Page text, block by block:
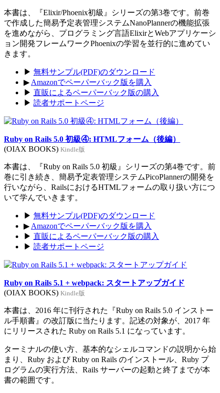
本書は、『Elixir/Phoenix初級』シリーズの第3巻です。前巻
で作成した簡易予定表管理システムNanoPlannerの機能拡張
を進めながら、プログラミング言語ElixirとWebアプリケーシ
ョン開発フレームワークPhoenixの学習を並行的に進めてい
きます。
▶ 無料サンプル(PDF)のダウンロード
▶ Amazonでペーパーバック版を購入
▶ 直販によるペーパーバック版の購入
▶ 読者サポートページ
Ruby on Rails 5.0 初級④: HTMLフォーム（後編）
(OIAX BOOKS) Kindle版
本書は、『Ruby on Rails 5.0 初級』シリーズの第4巻です。前
巻に引き続き、簡易予定表管理システムPicoPlannerの開発を
行いながら、RailsにおけるHTMLフォームの取り扱い方につ
いて学んでいきます。
▶ 無料サンプル(PDF)のダウンロード
▶ Amazonでペーパーバック版を購入
▶ 直販によるペーパーバック版の購入
▶ 読者サポートページ
Ruby on Rails 5.1 + webpack: スタートアップガイド
(OIAX BOOKS) Kindle版
本書は、2016 年に刊行された『Ruby on Rails 5.0 インストー
ル手順書』の改訂版に当たります。記述の対象が、2017 年
にリリースされた Ruby on Rails 5.1 になっています。
ターミナルの使い方、基本的なシェルコマンドの説明から始
まり、Ruby および Ruby on Rails のインストール、Ruby プ
ログラムの実行方法、Rails サーバーの起動と終了までが本
書の範囲です。